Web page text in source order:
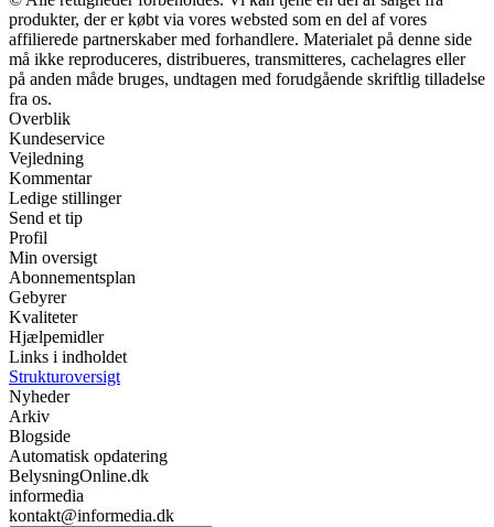
produkter, der er købt via vores websted som en del af vores
affilierede partnerskaber med forhandlere. Materialet på denne side
må ikke reproduceres, distribueres, transmitteres, cachelagres eller
på anden måde bruges, undtagen med forudgående skriftlig tilladelse
fra os.
Overblik
Kundeservice
Vejledning
Kommentar
Ledige stillinger
Send et tip
Profil
Min oversigt
Abonnementsplan
Gebyrer
Kvaliteter
Hjælpemidler
Links i indholdet
Strukturoversigt
Nyheder
Arkiv
Blogside
Automatisk opdatering
BelysningOnline.dk
informedia
kontakt@informedia.dk